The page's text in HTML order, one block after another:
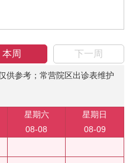
本周 下一周
供参考；常营院区出诊表维护
星期六
08-08
星期日
08-09